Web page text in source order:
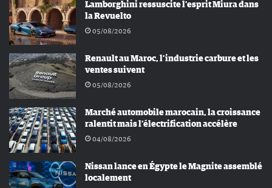
Lamborghini ressuscite l’esprit Miura dans
la Revuelto
05/08/2026
Renault au Maroc, l’industrie carbure et les
ventes suivent
05/08/2026
Marché automobile marocain, la croissance
ralentit mais l’électrification accélère
04/08/2026
Nissan lance en Égypte le Magnite assemblé
localement